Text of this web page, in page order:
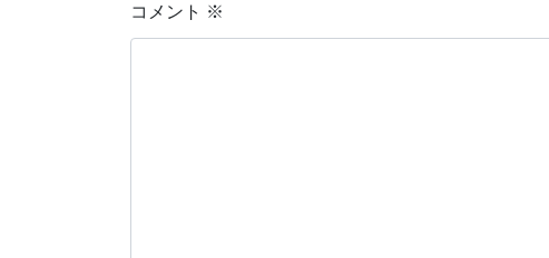
コメント ※